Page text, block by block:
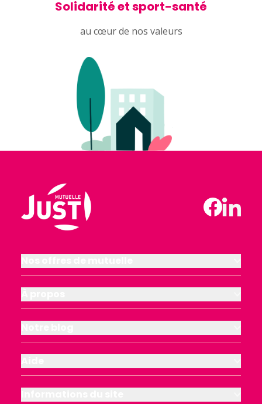
Solidarité et sport-santé
au cœur de nos valeurs